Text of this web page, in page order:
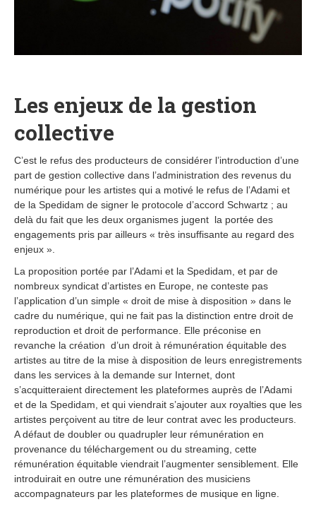
Les enjeux de la gestion
collective
C’est le refus des producteurs de considérer l’introduction d’une
part de gestion collective dans l’administration des revenus du
numérique pour les artistes qui a motivé le refus de l’Adami et
de la Spedidam de signer le protocole d’accord Schwartz ; au
delà du fait que les deux organismes jugent la portée des
engagements pris par ailleurs « très insuffisante au regard des
enjeux ».
La proposition portée par l’Adami et la Spedidam, et par de
nombreux syndicat d’artistes en Europe, ne conteste pas
l’application d’un simple « droit de mise à disposition » dans le
cadre du numérique, qui ne fait pas la distinction entre droit de
reproduction et droit de performance. Elle préconise en
revanche la création d’un droit à rémunération équitable des
artistes au titre de la mise à disposition de leurs enregistrements
dans les services à la demande sur Internet, dont
s’acquitteraient directement les plateformes auprès de l’Adami
et de la Spedidam, et qui viendrait s’ajouter aux royalties que les
artistes perçoivent au titre de leur contrat avec les producteurs.
A défaut de doubler ou quadrupler leur rémunération en
provenance du téléchargement ou du streaming, cette
rémunération équitable viendrait l’augmenter sensiblement. Elle
introduirait en outre une rémunération des musiciens
accompagnateurs par les plateformes de musique en ligne.